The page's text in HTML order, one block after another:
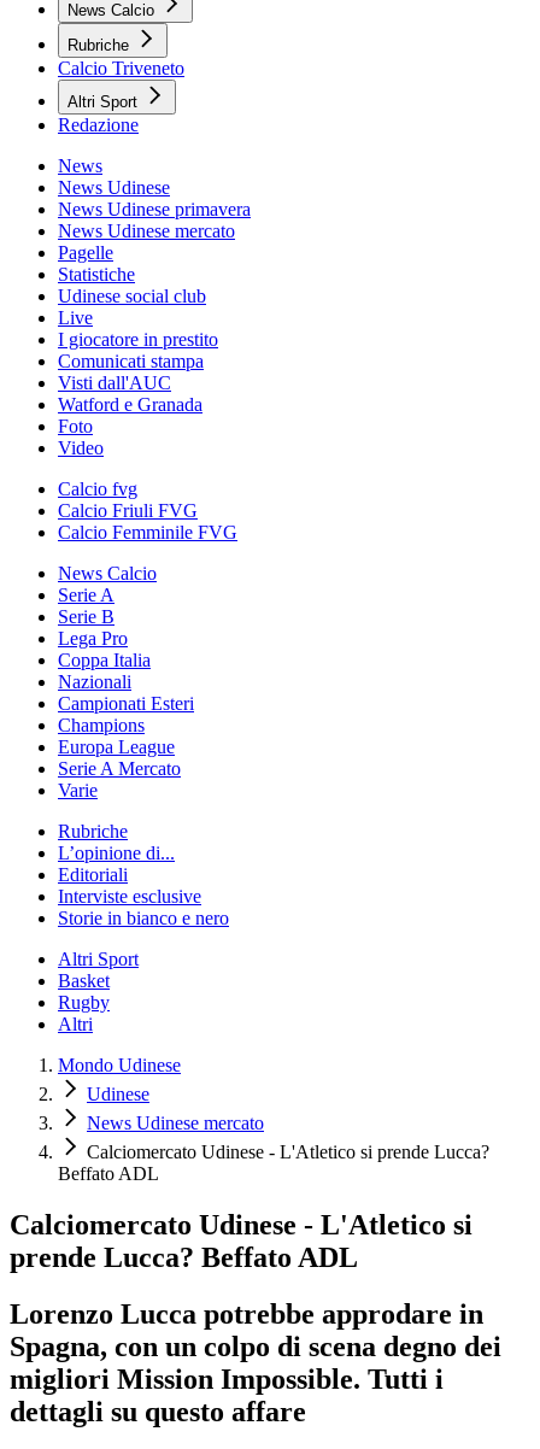
News Calcio
Rubriche
Calcio Triveneto
Altri Sport
Redazione
News
News Udinese
News Udinese primavera
News Udinese mercato
Pagelle
Statistiche
Udinese social club
Live
I giocatore in prestito
Comunicati stampa
Visti dall'AUC
Watford e Granada
Foto
Video
Calcio fvg
Calcio Friuli FVG
Calcio Femminile FVG
News Calcio
Serie A
Serie B
Lega Pro
Coppa Italia
Nazionali
Campionati Esteri
Champions
Europa League
Serie A Mercato
Varie
Rubriche
L’opinione di...
Editoriali
Interviste esclusive
Storie in bianco e nero
Altri Sport
Basket
Rugby
Altri
Mondo Udinese
Udinese
News Udinese mercato
Calciomercato Udinese - L'Atletico si prende Lucca?
Beffato ADL
Calciomercato Udinese - L'Atletico si
prende Lucca? Beffato ADL
Lorenzo Lucca potrebbe approdare in
Spagna, con un colpo di scena degno dei
migliori Mission Impossible. Tutti i
dettagli su questo affare